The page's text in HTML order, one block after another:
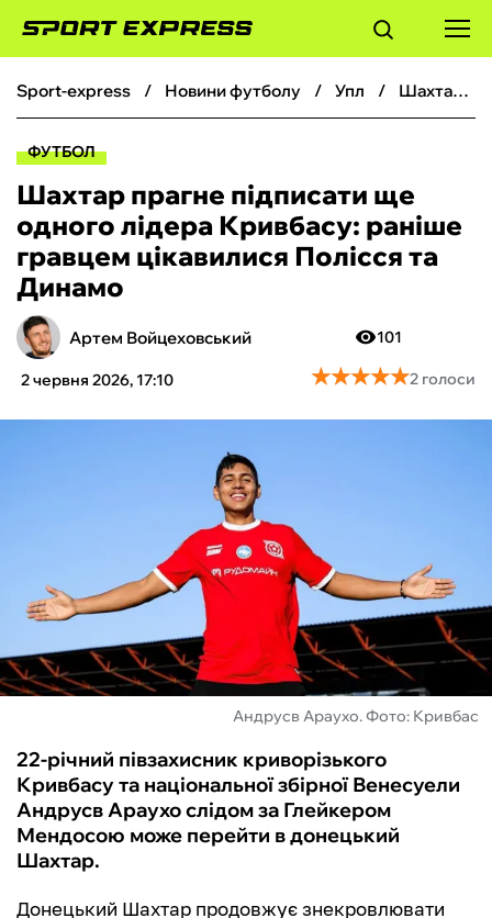
ФУТБОЛ
БОКС
ХОКЕЙ
ТЕНІС
КІБЕРСПОРТ
ІНШІ
БУКМЕКЕРИ
sport-express новини футболу упл Шахтар прагне підписати ще одного лідера Кривбасу: раніше гравцем цікавилися Полісся та Динамо
ФУТБОЛ
Шахтар прагне підписати ще
одного лідера Кривбасу: раніше
гравцем цікавилися Полісся та
Динамо
Артем Войцеховський
2 червня 2026, 17:10
101
★★★★★
★★★★★2 голоси
Андрусв Араухо. Фото: Кривбас
22-річний півзахисник криворізького
Кривбасу та національної збірної Венесуели
Андрусв Араухо слідом за Глейкером
Мендосою може перейти в донецький
Шахтар.
Донецький Шахтар продовжує знекровлювати